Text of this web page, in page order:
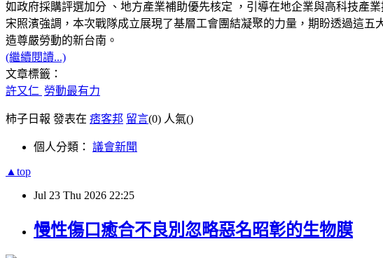
如政府採購評選加分 、地方產業補助優先核定 ，引導在地企業與高科技產
宋照濱強調，本次戰隊成立展現了基層工會團結凝聚的力量，期盼透過這
造尊嚴勞動的新台南。
(繼續閱讀...)
文章標籤：
許又仁 勞動最有力
柿子日報 發表在 痞客邦 留言(0) 人氣()
個人分類： 議會新聞
▲top
Jul 23 Thu 2026 22:25
慢性傷口癒合不良別忽略惡名昭彰的生物膜